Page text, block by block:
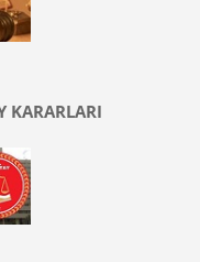
KARARLARI